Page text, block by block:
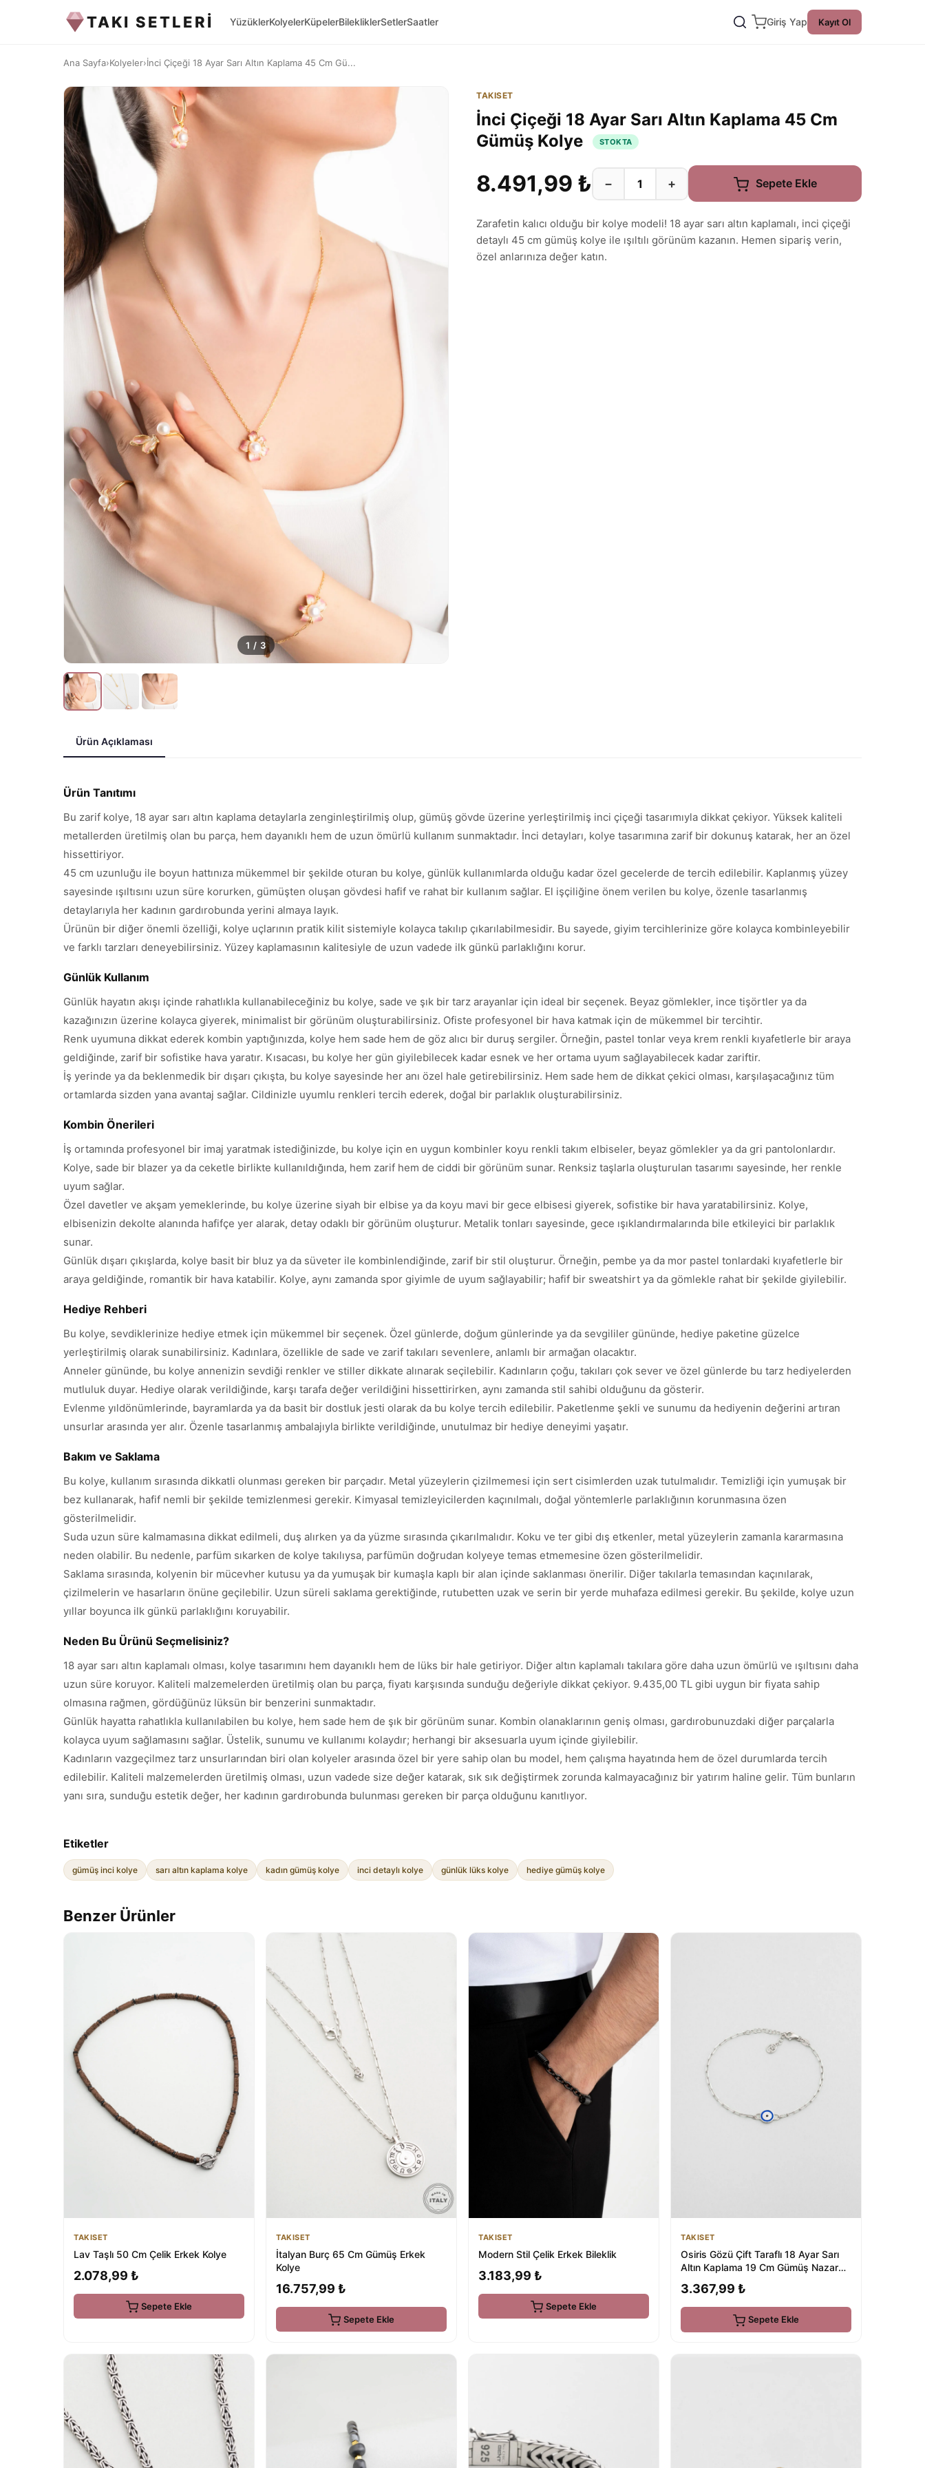
TAKI SETLERİ YüzüklerKolyelerKüpelerBilekliklerSetlerSaatler Giriş Yap Kayıt Ol
Ana Sayfa›Kolyeler›İnci Çiçeği 18 Ayar Sarı Altın Kaplama 45 Cm Gü...
1 / 3
TAKISET
İnci Çiçeği 18 Ayar Sarı Altın Kaplama 45 Cm
Gümüş Kolye
STOKTA
8.491,99 ₺ − + Sepete Ekle
Zarafetin kalıcı olduğu bir kolye modeli! 18 ayar sarı altın kaplamalı, inci çiçeği
detaylı 45 cm gümüş kolye ile ışıltılı görünüm kazanın. Hemen sipariş verin,
özel anlarınıza değer katın.
Ürün Açıklaması
Ürün Tanıtımı
Bu zarif kolye, 18 ayar sarı altın kaplama detaylarla zenginleştirilmiş olup, gümüş gövde üzerine yerleştirilmiş inci çiçeği tasarımıyla dikkat çekiyor. Yüksek kaliteli
metallerden üretilmiş olan bu parça, hem dayanıklı hem de uzun ömürlü kullanım sunmaktadır. İnci detayları, kolye tasarımına zarif bir dokunuş katarak, her an özel
hissettiriyor.
45 cm uzunluğu ile boyun hattınıza mükemmel bir şekilde oturan bu kolye, günlük kullanımlarda olduğu kadar özel gecelerde de tercih edilebilir. Kaplanmış yüzey
sayesinde ışıltısını uzun süre korurken, gümüşten oluşan gövdesi hafif ve rahat bir kullanım sağlar. El işçiliğine önem verilen bu kolye, özenle tasarlanmış
detaylarıyla her kadının gardırobunda yerini almaya layık.
Ürünün bir diğer önemli özelliği, kolye uçlarının pratik kilit sistemiyle kolayca takılıp çıkarılabilmesidir. Bu sayede, giyim tercihlerinize göre kolayca kombinleyebilir
ve farklı tarzları deneyebilirsiniz. Yüzey kaplamasının kalitesiyle de uzun vadede ilk günkü parlaklığını korur.
Günlük Kullanım
Günlük hayatın akışı içinde rahatlıkla kullanabileceğiniz bu kolye, sade ve şık bir tarz arayanlar için ideal bir seçenek. Beyaz gömlekler, ince tişörtler ya da
kazağınızın üzerine kolayca giyerek, minimalist bir görünüm oluşturabilirsiniz. Ofiste profesyonel bir hava katmak için de mükemmel bir tercihtir.
Renk uyumuna dikkat ederek kombin yaptığınızda, kolye hem sade hem de göz alıcı bir duruş sergiler. Örneğin, pastel tonlar veya krem renkli kıyafetlerle bir araya
geldiğinde, zarif bir sofistike hava yaratır. Kısacası, bu kolye her gün giyilebilecek kadar esnek ve her ortama uyum sağlayabilecek kadar zariftir.
İş yerinde ya da beklenmedik bir dışarı çıkışta, bu kolye sayesinde her anı özel hale getirebilirsiniz. Hem sade hem de dikkat çekici olması, karşılaşacağınız tüm
ortamlarda sizden yana avantaj sağlar. Cildinizle uyumlu renkleri tercih ederek, doğal bir parlaklık oluşturabilirsiniz.
Kombin Önerileri
İş ortamında profesyonel bir imaj yaratmak istediğinizde, bu kolye için en uygun kombinler koyu renkli takım elbiseler, beyaz gömlekler ya da gri pantolonlardır.
Kolye, sade bir blazer ya da ceketle birlikte kullanıldığında, hem zarif hem de ciddi bir görünüm sunar. Renksiz taşlarla oluşturulan tasarımı sayesinde, her renkle
uyum sağlar.
Özel davetler ve akşam yemeklerinde, bu kolye üzerine siyah bir elbise ya da koyu mavi bir gece elbisesi giyerek, sofistike bir hava yaratabilirsiniz. Kolye,
elbisenizin dekolte alanında hafifçe yer alarak, detay odaklı bir görünüm oluşturur. Metalik tonları sayesinde, gece ışıklandırmalarında bile etkileyici bir parlaklık
sunar.
Günlük dışarı çıkışlarda, kolye basit bir bluz ya da süveter ile kombinlendiğinde, zarif bir stil oluşturur. Örneğin, pembe ya da mor pastel tonlardaki kıyafetlerle bir
araya geldiğinde, romantik bir hava katabilir. Kolye, aynı zamanda spor giyimle de uyum sağlayabilir; hafif bir sweatshirt ya da gömlekle rahat bir şekilde giyilebilir.
Hediye Rehberi
Bu kolye, sevdiklerinize hediye etmek için mükemmel bir seçenek. Özel günlerde, doğum günlerinde ya da sevgililer gününde, hediye paketine güzelce
yerleştirilmiş olarak sunabilirsiniz. Kadınlara, özellikle de sade ve zarif takıları sevenlere, anlamlı bir armağan olacaktır.
Anneler gününde, bu kolye annenizin sevdiği renkler ve stiller dikkate alınarak seçilebilir. Kadınların çoğu, takıları çok sever ve özel günlerde bu tarz hediyelerden
mutluluk duyar. Hediye olarak verildiğinde, karşı tarafa değer verildiğini hissettirirken, aynı zamanda stil sahibi olduğunu da gösterir.
Evlenme yıldönümlerinde, bayramlarda ya da basit bir dostluk jesti olarak da bu kolye tercih edilebilir. Paketlenme şekli ve sunumu da hediyenin değerini artıran
unsurlar arasında yer alır. Özenle tasarlanmış ambalajıyla birlikte verildiğinde, unutulmaz bir hediye deneyimi yaşatır.
Bakım ve Saklama
Bu kolye, kullanım sırasında dikkatli olunması gereken bir parçadır. Metal yüzeylerin çizilmemesi için sert cisimlerden uzak tutulmalıdır. Temizliği için yumuşak bir
bez kullanarak, hafif nemli bir şekilde temizlenmesi gerekir. Kimyasal temizleyicilerden kaçınılmalı, doğal yöntemlerle parlaklığının korunmasına özen
gösterilmelidir.
Suda uzun süre kalmamasına dikkat edilmeli, duş alırken ya da yüzme sırasında çıkarılmalıdır. Koku ve ter gibi dış etkenler, metal yüzeylerin zamanla kararmasına
neden olabilir. Bu nedenle, parfüm sıkarken de kolye takılıysa, parfümün doğrudan kolyeye temas etmemesine özen gösterilmelidir.
Saklama sırasında, kolyenin bir mücevher kutusu ya da yumuşak bir kumaşla kaplı bir alan içinde saklanması önerilir. Diğer takılarla temasından kaçınılarak,
çizilmelerin ve hasarların önüne geçilebilir. Uzun süreli saklama gerektiğinde, rutubetten uzak ve serin bir yerde muhafaza edilmesi gerekir. Bu şekilde, kolye uzun
yıllar boyunca ilk günkü parlaklığını koruyabilir.
Neden Bu Ürünü Seçmelisiniz?
18 ayar sarı altın kaplamalı olması, kolye tasarımını hem dayanıklı hem de lüks bir hale getiriyor. Diğer altın kaplamalı takılara göre daha uzun ömürlü ve ışıltısını daha
uzun süre koruyor. Kaliteli malzemelerden üretilmiş olan bu parça, fiyatı karşısında sunduğu değeriyle dikkat çekiyor. 9.435,00 TL gibi uygun bir fiyata sahip
olmasına rağmen, gördüğünüz lüksün bir benzerini sunmaktadır.
Günlük hayatta rahatlıkla kullanılabilen bu kolye, hem sade hem de şık bir görünüm sunar. Kombin olanaklarının geniş olması, gardırobunuzdaki diğer parçalarla
kolayca uyum sağlamasını sağlar. Üstelik, sunumu ve kullanımı kolaydır; herhangi bir aksesuarla uyum içinde giyilebilir.
Kadınların vazgeçilmez tarz unsurlarından biri olan kolyeler arasında özel bir yere sahip olan bu model, hem çalışma hayatında hem de özel durumlarda tercih
edilebilir. Kaliteli malzemelerden üretilmiş olması, uzun vadede size değer katarak, sık sık değiştirmek zorunda kalmayacağınız bir yatırım haline gelir. Tüm bunların
yanı sıra, sunduğu estetik değer, her kadının gardırobunda bulunması gereken bir parça olduğunu kanıtlıyor.
Etiketler
gümüş inci kolye sarı altın kaplama kolye kadın gümüş kolye inci detaylı kolye günlük lüks kolye hediye gümüş kolye
Benzer Ürünler
TAKISET
Lav Taşlı 50 Cm Çelik Erkek Kolye
2.078,99 ₺
Sepete Ekle
TAKISET
İtalyan Burç 65 Cm Gümüş Erkek
Kolye
16.757,99 ₺
Sepete Ekle
TAKISET
Modern Stil Çelik Erkek Bileklik
3.183,99 ₺
Sepete Ekle
TAKISET
Osiris Gözü Çift Taraflı 18 Ayar Sarı
Altın Kaplama 19 Cm Gümüş Nazar
3.367,99 ₺
Sepete Ekle